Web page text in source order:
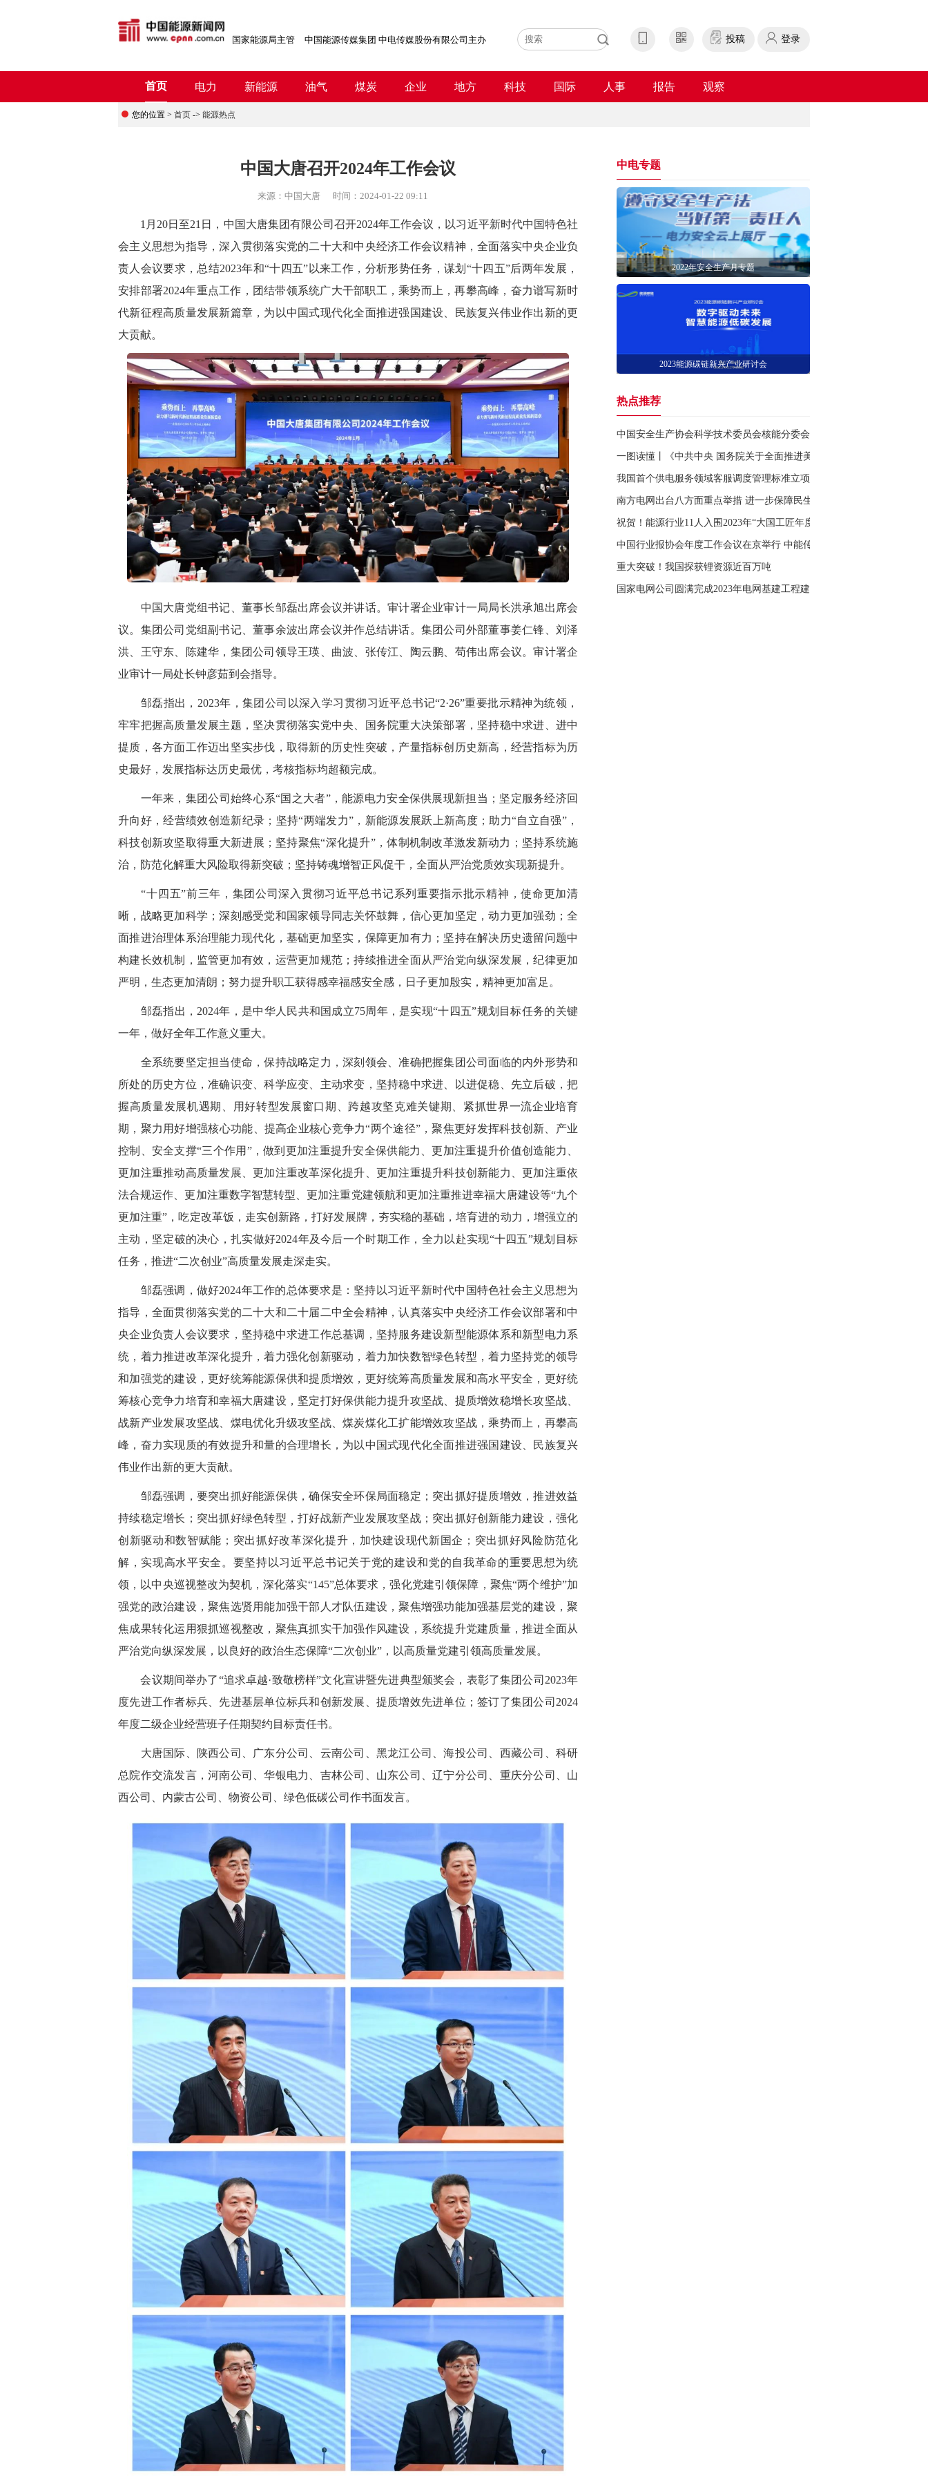
国家能源局主管 中国能源传媒集团 中电传媒股份有限公司主办 投稿 登录
首页 电力 新能源 油气 煤炭 企业 地方 科技 国际 人事 报告 观察
您的位置 > 首页 -> 能源热点
中国大唐召开2024年工作会议
来源： 中国大唐 时间： 2024-01-22 09:11
1月20日至21日，中国大唐集团有限公司召开2024年工作会议，以习近平新时代中国特色社
会主义思想为指导，深入贯彻落实党的二十大和中央经济工作会议精神，全面落实中央企业负
责人会议要求，总结2023年和“十四五”以来工作，分析形势任务，谋划“十四五”后两年发展，
安排部署2024年重点工作，团结带领系统广大干部职工，乘势而上，再攀高峰，奋力谱写新时
代新征程高质量发展新篇章，为以中国式现代化全面推进强国建设、民族复兴伟业作出新的更
大贡献。
中国大唐党组书记、董事长邹磊出席会议并讲话。审计署企业审计一局局长洪承旭出席会
议。集团公司党组副书记、董事余波出席会议并作总结讲话。集团公司外部董事姜仁锋、刘泽
洪、王守东、陈建华，集团公司领导王瑛、曲波、张传江、陶云鹏、苟伟出席会议。审计署企
业审计一局处长钟彦茹到会指导。
邹磊指出，2023年，集团公司以深入学习贯彻习近平总书记“2·26”重要批示精神为统领，
牢牢把握高质量发展主题，坚决贯彻落实党中央、国务院重大决策部署，坚持稳中求进、进中
提质，各方面工作迈出坚实步伐，取得新的历史性突破，产量指标创历史新高，经营指标为历
史最好，发展指标达历史最优，考核指标均超额完成。
一年来，集团公司始终心系“国之大者”，能源电力安全保供展现新担当；坚定服务经济回
升向好，经营绩效创造新纪录；坚持“两端发力”，新能源发展跃上新高度；助力“自立自强”，
科技创新攻坚取得重大新进展；坚持聚焦“深化提升”，体制机制改革激发新动力；坚持系统施
治，防范化解重大风险取得新突破；坚持铸魂增智正风促干，全面从严治党质效实现新提升。
“十四五”前三年，集团公司深入贯彻习近平总书记系列重要指示批示精神，使命更加清
晰，战略更加科学；深刻感受党和国家领导同志关怀鼓舞，信心更加坚定，动力更加强劲；全
面推进治理体系治理能力现代化，基础更加坚实，保障更加有力；坚持在解决历史遗留问题中
构建长效机制，监管更加有效，运营更加规范；持续推进全面从严治党向纵深发展，纪律更加
严明，生态更加清朗；努力提升职工获得感幸福感安全感，日子更加殷实，精神更加富足。
邹磊指出，2024年，是中华人民共和国成立75周年，是实现“十四五”规划目标任务的关键
一年，做好全年工作意义重大。
全系统要坚定担当使命，保持战略定力，深刻领会、准确把握集团公司面临的内外形势和
所处的历史方位，准确识变、科学应变、主动求变，坚持稳中求进、以进促稳、先立后破，把
握高质量发展机遇期、用好转型发展窗口期、跨越攻坚克难关键期、紧抓世界一流企业培育
期，聚力用好增强核心功能、提高企业核心竞争力“两个途径”，聚焦更好发挥科技创新、产业
控制、安全支撑“三个作用”，做到更加注重提升安全保供能力、更加注重提升价值创造能力、
更加注重推动高质量发展、更加注重改革深化提升、更加注重提升科技创新能力、更加注重依
法合规运作、更加注重数字智慧转型、更加注重党建领航和更加注重推进幸福大唐建设等“九个
更加注重”，吃定改革饭，走实创新路，打好发展牌，夯实稳的基础，培育进的动力，增强立的
主动，坚定破的决心，扎实做好2024年及今后一个时期工作，全力以赴实现“十四五”规划目标
任务，推进“二次创业”高质量发展走深走实。
邹磊强调，做好2024年工作的总体要求是：坚持以习近平新时代中国特色社会主义思想为
指导，全面贯彻落实党的二十大和二十届二中全会精神，认真落实中央经济工作会议部署和中
央企业负责人会议要求，坚持稳中求进工作总基调，坚持服务建设新型能源体系和新型电力系
统，着力推进改革深化提升，着力强化创新驱动，着力加快数智绿色转型，着力坚持党的领导
和加强党的建设，更好统筹能源保供和提质增效，更好统筹高质量发展和高水平安全，更好统
筹核心竞争力培育和幸福大唐建设，坚定打好保供能力提升攻坚战、提质增效稳增长攻坚战、
战新产业发展攻坚战、煤电优化升级攻坚战、煤炭煤化工扩能增效攻坚战，乘势而上，再攀高
峰，奋力实现质的有效提升和量的合理增长，为以中国式现代化全面推进强国建设、民族复兴
伟业作出新的更大贡献。
邹磊强调，要突出抓好能源保供，确保安全环保局面稳定；突出抓好提质增效，推进效益
持续稳定增长；突出抓好绿色转型，打好战新产业发展攻坚战；突出抓好创新能力建设，强化
创新驱动和数智赋能；突出抓好改革深化提升，加快建设现代新国企；突出抓好风险防范化
解，实现高水平安全。要坚持以习近平总书记关于党的建设和党的自我革命的重要思想为统
领，以中央巡视整改为契机，深化落实“145”总体要求，强化党建引领保障，聚焦“两个维护”加
强党的政治建设，聚焦选贤用能加强干部人才队伍建设，聚焦增强功能加强基层党的建设，聚
焦成果转化运用狠抓巡视整改，聚焦真抓实干加强作风建设，系统提升党建质量，推进全面从
严治党向纵深发展，以良好的政治生态保障“二次创业”，以高质量党建引领高质量发展。
会议期间举办了“追求卓越·致敬榜样”文化宣讲暨先进典型颁奖会，表彰了集团公司2023年
度先进工作者标兵、先进基层单位标兵和创新发展、提质增效先进单位；签订了集团公司2024
年度二级企业经营班子任期契约目标责任书。
大唐国际、陕西公司、广东分公司、云南公司、黑龙江公司、海投公司、西藏公司、科研
总院作交流发言，河南公司、华银电力、吉林公司、山东公司、辽宁分公司、重庆分公司、山
西公司、内蒙古公司、物资公司、绿色低碳公司作书面发言。
中电专题
2022年安全生产月专题
2023能源碳链新兴产业研讨会
热点推荐
中国安全生产协会科学技术委员会核能分委会在海阳核电揭牌
一图读懂丨《中共中央 国务院关于全面推进美丽中国建设的意见》
我国首个供电服务领域客服调度管理标准立项
南方电网出台八方面重点举措 进一步保障民生用电
祝贺！能源行业11人入围2023年“大国工匠年度人物”
中国行业报协会年度工作会议在京举行 中能传媒多件作品获评全国行业
重大突破！我国探获锂资源近百万吨
国家电网公司圆满完成2023年电网基建工程建设任务